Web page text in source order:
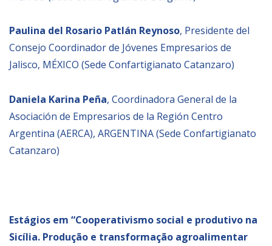
Paulina del Rosario Patlán Reynoso, Presidente del
Consejo Coordinador de Jóvenes Empresarios de
Jalisco, MÉXICO (Sede Confartigianato Catanzaro)
Daniela Karina Peña, Coordinadora General de la
Asociación de Empresarios de la Región Centro
Argentina (AERCA), ARGENTINA (Sede Confartigianato
Catanzaro)
Estágios em “Cooperativismo social e produtivo na
Sicília. Produção e transformação agroalimentar